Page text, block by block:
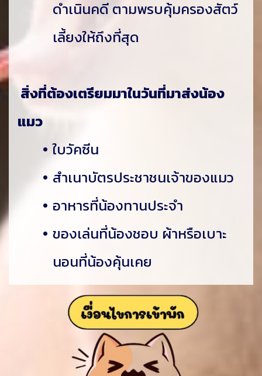
ดำเนินคดี ตามพรบคุ้มครองสัตว์
เลี้ยงให้ถึงที่สุด
สิ่งที่ต้องเตรียมมาในวันที่มาส่งน้อง
แมว
ใบวัคซีน
สำเนาบัตรประชาชนเจ้าของแมว
อาหารที่น้องทานประจำ
ของเล่นที่น้องชอบ ผ้าหรือเบาะ
นอนที่น้องคุ้นเคย